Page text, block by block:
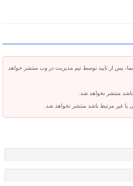
پس از تایید توسط تیم مدیریت در وب منتشر خواهد
باشد منتشر نخواهد شد.
یا غیر مرتبط باشد منتشر نخواهد شد.